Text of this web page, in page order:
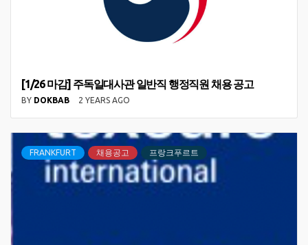
[1/26 마감] 주독일대사관 일반직 행정직원 채용 공고
BY DOKBAB 2 YEARS AGO
FRANKFURT 채용공고 프랑크푸르트